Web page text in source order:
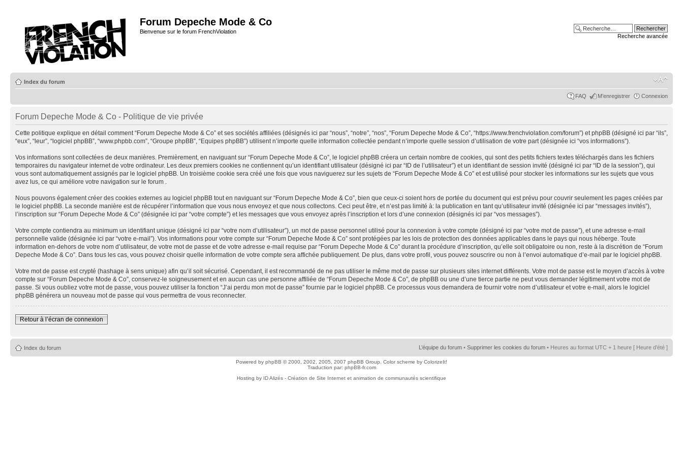
Forum Depeche Mode & Co
Bienvenue sur le forum FrenchViolation
Recherche avancée
Index du forum
FAQ M’enregistrer Connexion
Forum Depeche Mode & Co - Politique de vie privée
Cette politique explique en détail comment “Forum Depeche Mode & Co” et ses sociétés affiliées (désignés ici par “nous”, “notre”, “nos”, “Forum Depeche Mode & Co”, “https://www.frenchviolation.com/forum”) et phpBB (désigné ici par “ils”,
“eux”, “leur”, “logiciel phpBB”, “www.phpbb.com”, “Groupe phpBB”, “Equipes phpBB”) utilisent n’importe quelle information collectée pendant n’importe quelle session d’utilisation de votre part (désignée ici “vos informations”).
Vos informations sont collectées de deux manières. Premièrement, en naviguant sur “Forum Depeche Mode & Co”, le logiciel phpBB créera un certain nombre de cookies, qui sont des petits fichiers textes téléchargés dans les fichiers
temporaires du navigateur internet de votre ordinateur. Les deux premiers cookies ne contiennent qu’un identifiant utilisateur (désigné ici par “ID de l’utilisateur”) et un identifiant de session invité (désigné ici par “ID de la session”), qui
vous sont automatiquement assignés par le logiciel phpBB. Un troisième cookie sera créé une fois que vous naviguerez sur les sujets de “Forum Depeche Mode & Co” et est utilisé pour stocker les informations sur les sujets que vous
avez lus, ce qui améliore votre navigation sur le forum .
Nous pouvons également créer des cookies externes au logiciel phpBB tout en naviguant sur “Forum Depeche Mode & Co”, bien que ceux-ci soient hors de portée du document qui est prévu pour couvrir seulement les pages créées par
le logiciel phpBB. La seconde manière est de récupérer l’information que vous nous envoyez et que nous collectons. Ceci peut être, et n’est pas limité à: la publication en tant qu’utilisateur invité (désignée ici par “messages invités”),
l’inscription sur “Forum Depeche Mode & Co” (désignée ici par “votre compte”) et les messages que vous envoyez après l’inscription et lors d’une connexion (désignés ici par “vos messages”).
Votre compte contiendra au minimum un identifiant unique (désigné ici par “votre nom d’utilisateur”), un mot de passe personnel utilisé pour la connexion à votre compte (désigné ici par “votre mot de passe”), et une adresse e-mail
personnelle valide (désignée ici par “votre e-mail”). Vos informations pour votre compte sur “Forum Depeche Mode & Co” sont protégées par les lois de protection des données applicables dans le pays qui nous héberge. Toute
information en-dehors de votre nom d’utilisateur, de votre mot de passe et de votre adresse e-mail requise par “Forum Depeche Mode & Co” durant la procédure d’inscription, qu’elle soit obligatoire ou non, reste à la discrétion de “Forum
Depeche Mode & Co”. Dans tous les cas, vous pouvez choisir quelle information de votre compte sera affichée publiquement. De plus, dans votre profil, vous pouvez souscrire ou non à l’envoi automatique d’e-mail par le logiciel phpBB.
Votre mot de passe est crypté (hashage à sens unique) afin qu’il soit sécurisé. Cependant, il est recommandé de ne pas utiliser le même mot de passe sur plusieurs sites internet différents. Votre mot de passe est le moyen d’accès à votre
compte sur “Forum Depeche Mode & Co”, conservez-le soigneusement et en aucun cas une personne affiliée de “Forum Depeche Mode & Co”, de phpBB ou une d’une tierce partie ne peut vous demander légitimement votre mot de
passe. Si vous oubliez votre mot de passe, vous pouvez utiliser la fonction “J’ai perdu mon mot de passe” fournie par le logiciel phpBB. Ce processus vous demandera de fournir votre nom d’utilisateur et votre e-mail, alors le logiciel
phpBB générera un nouveau mot de passe qui vous permettra de vous reconnecter.
Retour à l’écran de connexion
Index du forum L’équipe du forum • Supprimer les cookies du forum • Heures au format UTC + 1 heure [ Heure d’été ]
Powered by phpBB © 2000, 2002, 2005, 2007 phpBB Group. Color scheme by ColorizeIt!
Traduction par: phpBB-fr.com
Hosting by ID Alizés - Création de Site Internet et animation de communautés scientifique